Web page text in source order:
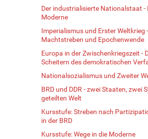
Der industrialisierte Nationalstaat -
Moderne
Imperialismus und Erster Weltkrieg
Machtstreben und Epochenwende
Europa in der Zwischenkriegszeit -
Scheitern des demokratischen
Nationalsozialismus und Zweiter
BRD und DDR - zwei Staaten, zwei
geteilten Welt
Kursstufe: Streben nach
in der BRD
Kursstufe: Wege in die Moderne